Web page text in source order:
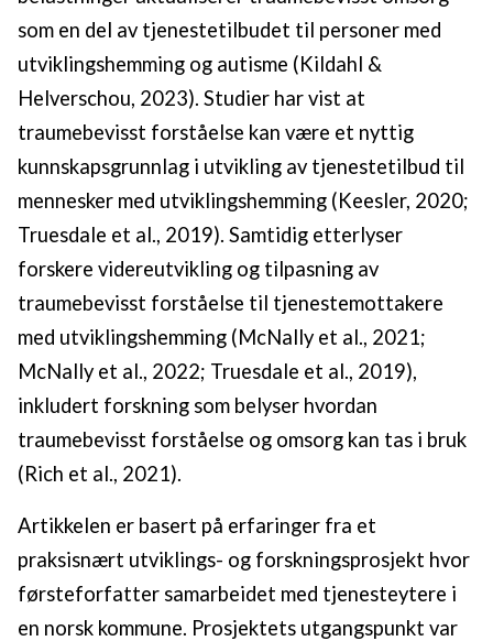
som en del av tjenestetilbudet til personer med
utviklingshemming og autisme (Kildahl &
Helverschou, 2023). Studier har vist at
traumebevisst forståelse kan være et nyttig
kunnskapsgrunnlag i utvikling av tjenestetilbud til
mennesker med utviklingshemming (Keesler, 2020;
Truesdale et al., 2019). Samtidig etterlyser
forskere videreutvikling og tilpasning av
traumebevisst forståelse til tjenestemottakere
med utviklingshemming (McNally et al., 2021;
McNally et al., 2022; Truesdale et al., 2019),
inkludert forskning som belyser hvordan
traumebevisst forståelse og omsorg kan tas i bruk
(Rich et al., 2021).
Artikkelen er basert på erfaringer fra et
praksisnært utviklings- og forskningsprosjekt hvor
førsteforfatter samarbeidet med tjenesteytere i
en norsk kommune. Prosjektets utgangspunkt var